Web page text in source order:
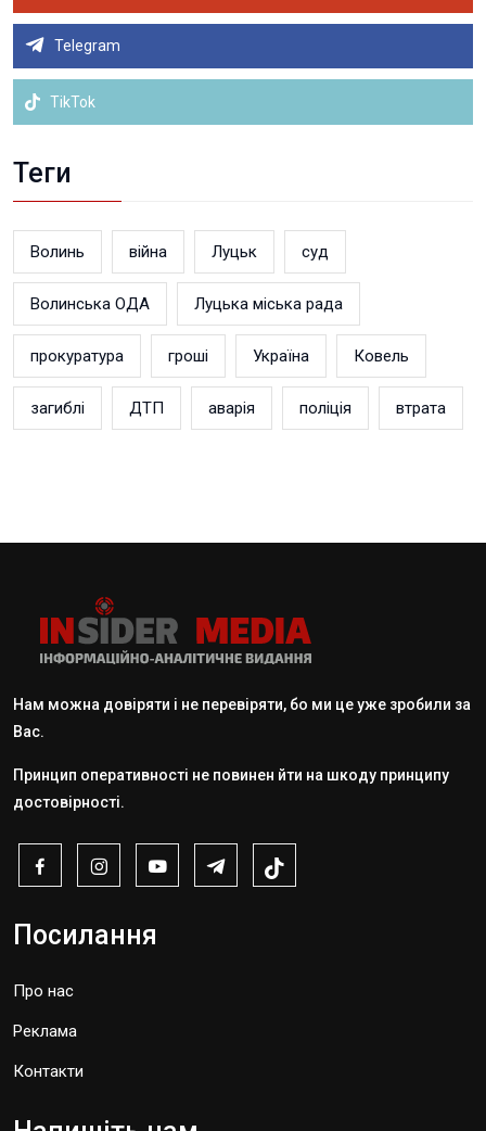
Telegram
TikTok
Теги
Волинь війна Луцьк суд
Волинська ОДА Луцька міська рада
прокуратура гроші Україна Ковель
загиблі ДТП аварія поліція втрата
Нам можна довіряти і не перевіряти, бо ми це уже зробили за
Вас.
Принцип оперативності не повинен йти на шкоду принципу
достовірності.
Посилання
Про нас
Реклама
Контакти